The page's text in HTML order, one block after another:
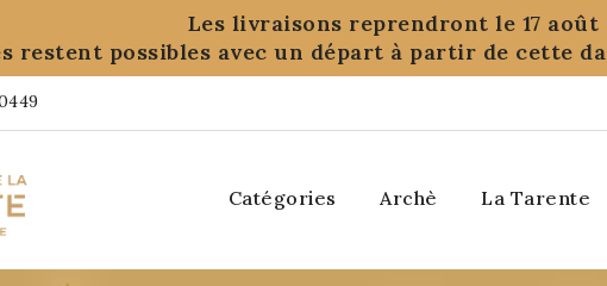
Les livraisons reprendront le 17 août
restent possibles avec un départ à partir de cette
Catégories Archè La Tarente